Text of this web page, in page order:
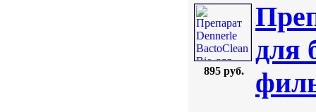
895 руб.
для